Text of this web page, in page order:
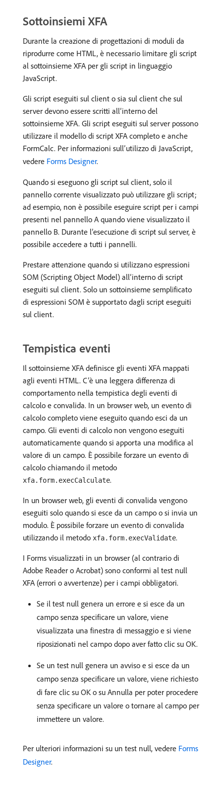
Sottoinsiemi XFA
Durante la creazione di progettazioni di moduli da
riprodurre come HTML, è necessario limitare gli script
al sottoinsieme XFA per gli script in linguaggio
JavaScript.
Gli script eseguiti sul client o sia sul client che sul
server devono essere scritti all’interno del
sottoinsieme XFA. Gli script eseguiti sul server possono
utilizzare il modello di script XFA completo e anche
FormCalc. Per informazioni sull’utilizzo di JavaScript,
vedere Forms Designer.
Quando si eseguono gli script sul client, solo il
pannello corrente visualizzato può utilizzare gli script;
ad esempio, non è possibile eseguire script per i campi
presenti nel pannello A quando viene visualizzato il
pannello B. Durante l’esecuzione di script sul server, è
possibile accedere a tutti i pannelli.
Prestare attenzione quando si utilizzano espressioni
SOM (Scripting Object Model) all’interno di script
eseguiti sul client. Solo un sottoinsieme semplificato
di espressioni SOM è supportato dagli script eseguiti
sul client.
Tempistica eventi
Il sottoinsieme XFA definisce gli eventi XFA mappati
agli eventi HTML. C’è una leggera differenza di
comportamento nella tempistica degli eventi di
calcolo e convalida. In un browser web, un evento di
calcolo completo viene eseguito quando esci da un
campo. Gli eventi di calcolo non vengono eseguiti
automaticamente quando si apporta una modifica al
valore di un campo. È possibile forzare un evento di
calcolo chiamando il metodo
xfa.form.execCalculate.
In un browser web, gli eventi di convalida vengono
eseguiti solo quando si esce da un campo o si invia un
modulo. È possibile forzare un evento di convalida
utilizzando il metodo xfa.form.execValidate.
I Forms visualizzati in un browser (al contrario di
Adobe Reader o Acrobat) sono conformi al test null
XFA (errori o avvertenze) per i campi obbligatori.
Se il test null genera un errore e si esce da un
campo senza specificare un valore, viene
visualizzata una finestra di messaggio e si viene
riposizionati nel campo dopo aver fatto clic su OK.
Se un test null genera un avviso e si esce da un
campo senza specificare un valore, viene richiesto
di fare clic su OK o su Annulla per poter procedere
senza specificare un valore o tornare al campo per
immettere un valore.
Per ulteriori informazioni su un test null, vedere Forms
Designer.